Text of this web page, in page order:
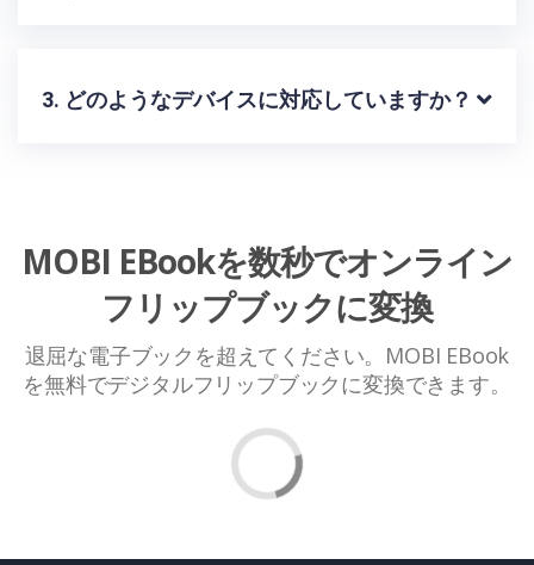
3. どのようなデバイスに対応していますか？
MOBI EBookを数秒でオンライン
フリップブックに変換
退屈な電子ブックを超えてください。MOBI EBook
を無料でデジタルフリップブックに変換できます。